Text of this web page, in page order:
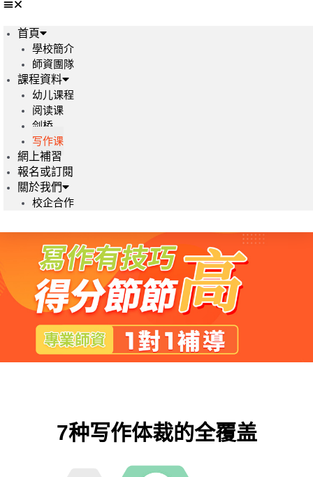
首頁
學校簡介
師資團隊
課程資料
幼儿课程
阅读课
剑桥
写作课
網上補習
報名或訂閱
關於我們
校企合作
7种写作体裁的全覆盖